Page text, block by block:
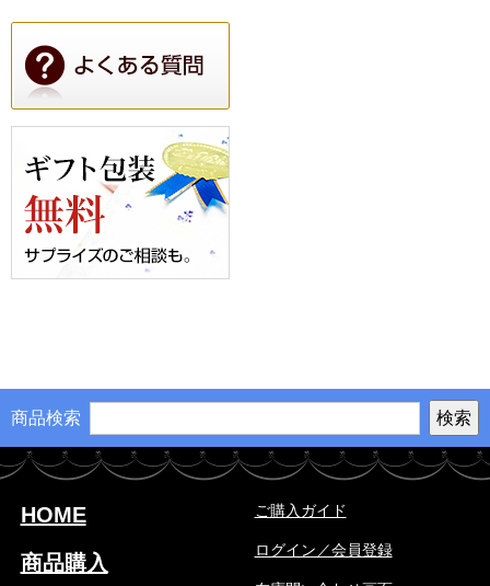
商品検索
HOME
商品購入
ご購入ガイド
ログイン／会員登録